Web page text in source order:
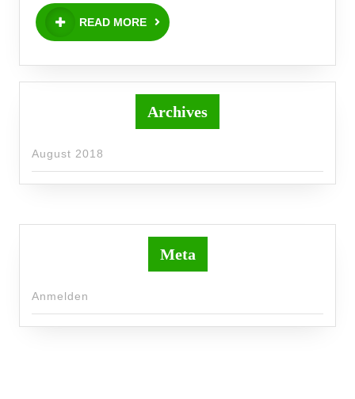
READ MORE
Archives
August 2018
Meta
Anmelden